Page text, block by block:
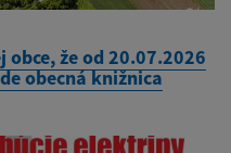
obce, že od 20.07.2026
obecná knižnica